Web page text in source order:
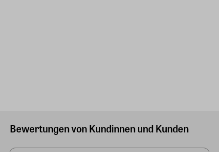
Bewertungen von Kundinnen und Kunden